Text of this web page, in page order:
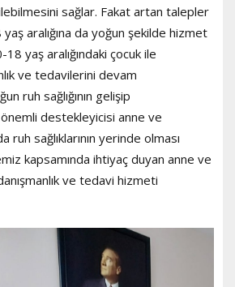
sağlar. Fakat artan talepler
aralığına da yoğun şekilde hizmet
yaş aralığındaki çocuk ile
ve tedavilerini devam
ruh sağlığının gelişip
destekleyicisi anne ve
ruh sağlıklarının yerinde olması
kapsamında ihtiyaç duyan anne ve
ve tedavi hizmeti